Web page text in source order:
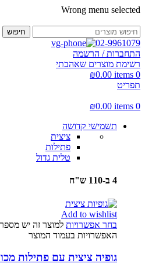
Wrong menu selected
חיפוש
02-9961079
התחברות / הרשמה
רשימת מוצרים שאהבתי
0
items
₪0.00
תפריט
0
items
₪0.00
תשמישי קדושה
ציצית
פתילות
טלית גדול
4 ב-110 ש"ח
Add to wishlist
בחר אפשרויות למוצר זה יש
האפשרויות בעמוד המוצר
גופיה ציצית עם פתילות